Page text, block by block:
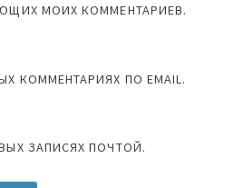
МОИХ КОММЕНТАРИЕВ.
КОММЕНТАРИЯХ ПО EMAIL.
ЗАПИСЯХ ПОЧТОЙ.